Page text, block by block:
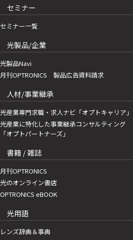
セミナー
セミナー一覧
光製品/企業
光製品Navi
月刊OPTRONICS 製品広告資料請求
人材/事業継承
光産業専門求職・求人ナビ「オプトキャリア」
光産業に特化した事業継承コンサルティング
「オプトパートナーズ」
書籍 / 雑誌
月刊OPTRONICS
光のオンライン書店
OPTRONICS eBOOK
光用語
レンズ辞典＆事典